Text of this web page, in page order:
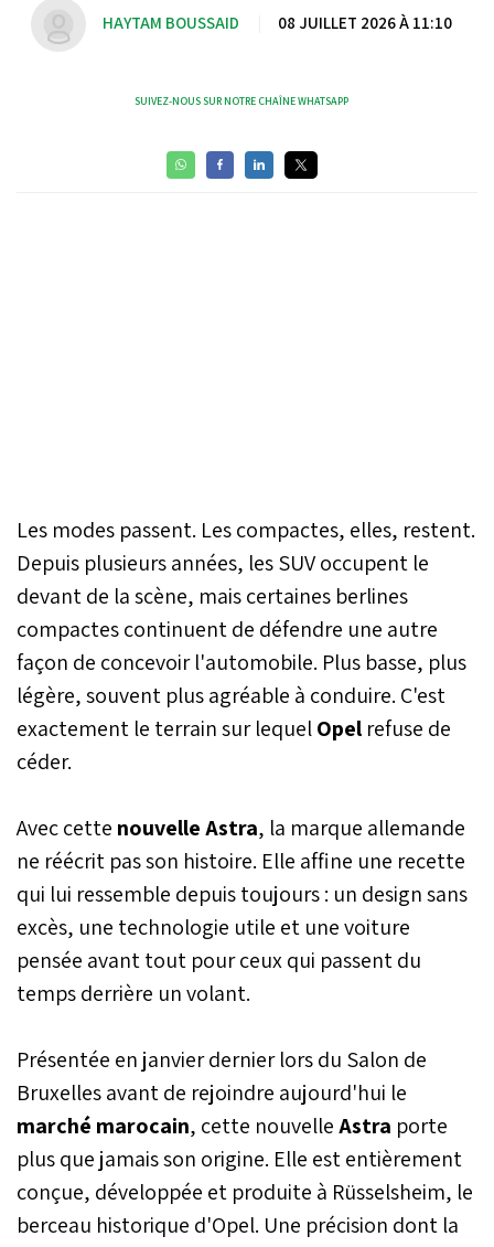
HAYTAM BOUSSAID 08 JUILLET 2026 À 11:10
SUIVEZ-NOUS SUR NOTRE CHAÎNE WHATSAPP
Les modes passent. Les compactes, elles, restent.
Depuis plusieurs années, les SUV occupent le
devant de la scène, mais certaines berlines
compactes continuent de défendre une autre
façon de concevoir l'automobile. Plus basse, plus
légère, souvent plus agréable à conduire. C'est
exactement le terrain sur lequelOpel refuse de
céder.
Avec cette nouvelle Astra, la marque allemande
ne réécrit pas son histoire. Elle affine une recette
qui lui ressemble depuis toujours : un design sans
excès, une technologie utile et une voiture
pensée avant tout pour ceux qui passent du
temps derrière un volant.
Présentée en janvier dernier lors du Salon de
Bruxelles avant de rejoindre aujourd'hui le
marché marocain, cette nouvelleAstra porte
plus que jamais son origine. Elle est entièrement
conçue, développée et produite à Rüsselsheim, le
berceau historique d'Opel. Une précision dont la